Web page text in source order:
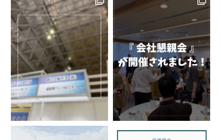
環境に配慮した事業活動の推進
組織の目的を達成する具体的な取り組みの
中で、その実現のために事業に伴う環境側
面の中から、活動、製品及びサービスの性
質、規模及び環境影響を含む組織の状況に
応じて目標を策定し、環境保全・環境保
護、汚染の予防等リスクの低減に努め、汚
染の予防並びに持続可能な社会の実現をめ
ざして行動する。
全ての社員に環境保全・生物多様性保全に
関する教育を行い理解と認識を高め、意識
の向上に努める。